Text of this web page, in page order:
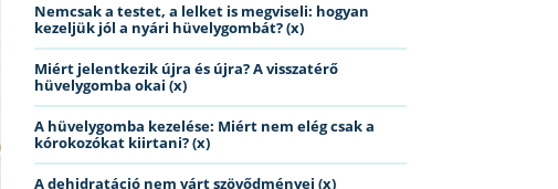
Nemcsak a testet, a lelket is megviseli: hogyan
kezeljük jól a nyári hüvelygombát? (x)
Miért jelentkezik újra és újra? A visszatérő
hüvelygomba okai (x)
A hüvelygomba kezelése: Miért nem elég csak a
kórokozókat kiirtani? (x)
A dehidratáció nem várt szövődményei (x)